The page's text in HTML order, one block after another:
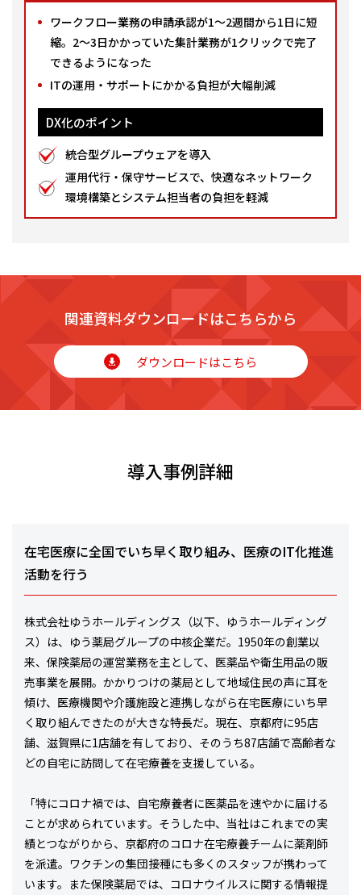
ワークフロー業務の申請承認が1〜2週間から1日に短
縮。2〜3日かかっていた集計業務が1クリックで完了
できるようになった
ITの運用・サポートにかかる負担が大幅削減
DX化のポイント
統合型グループウェアを導入
運用代行・保守サービスで、快適なネットワーク
環境構築とシステム担当者の負担を軽減
関連資料ダウンロードはこちらから
ダウンロードはこちら
導入事例詳細
在宅医療に全国でいち早く取り組み、医療のIT化推進
活動を行う
株式会社ゆうホールディングス（以下、ゆうホールディング
ス）は、ゆう薬局グループの中核企業だ。1950年の創業以
来、保険薬局の運営業務を主として、医薬品や衛生用品の販
売事業を展開。かかりつけの薬局として地域住民の声に耳を
傾け、医療機関や介護施設と連携しながら在宅医療にいち早
く取り組んできたのが大きな特長だ。現在、京都府に95店
舗、滋賀県に1店舗を有しており、そのうち87店舗で高齢者な
どの自宅に訪問して在宅療養を支援している。
「特にコロナ禍では、自宅療養者に医薬品を速やかに届ける
ことが求められています。そうした中、当社はこれまでの実
績とつながりから、京都府のコロナ在宅療養チームに薬剤師
を派遣。ワクチンの集団接種にも多くのスタッフが携わって
います。また保険薬局では、コロナウイルスに関する情報提